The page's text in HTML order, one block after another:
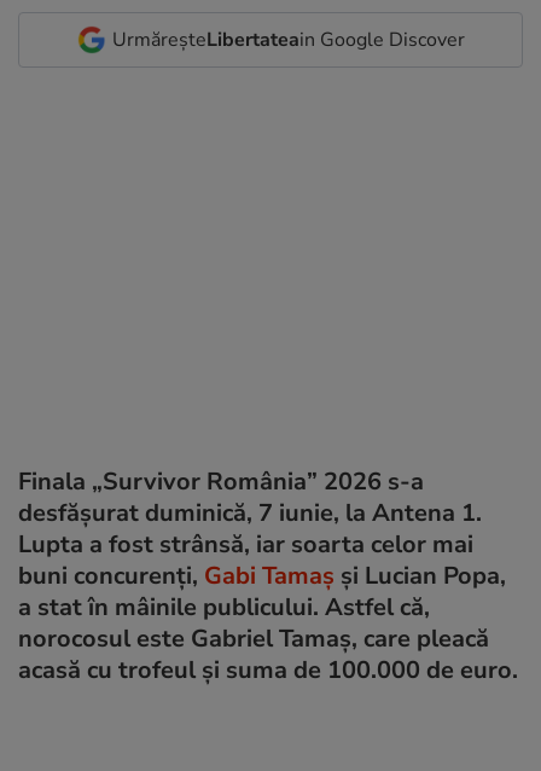
UrmăreșteLibertateain Google Discover
Finala „Survivor România” 2026 s-a
desfășurat duminică, 7 iunie, la Antena 1.
Lupta a fost strânsă, iar soarta celor mai
buni concurenți, Gabi Tamaș și Lucian Popa,
a stat în mâinile publicului. Astfel că,
norocosul este Gabriel Tamaș, care pleacă
acasă cu trofeul și suma de 100.000 de euro.